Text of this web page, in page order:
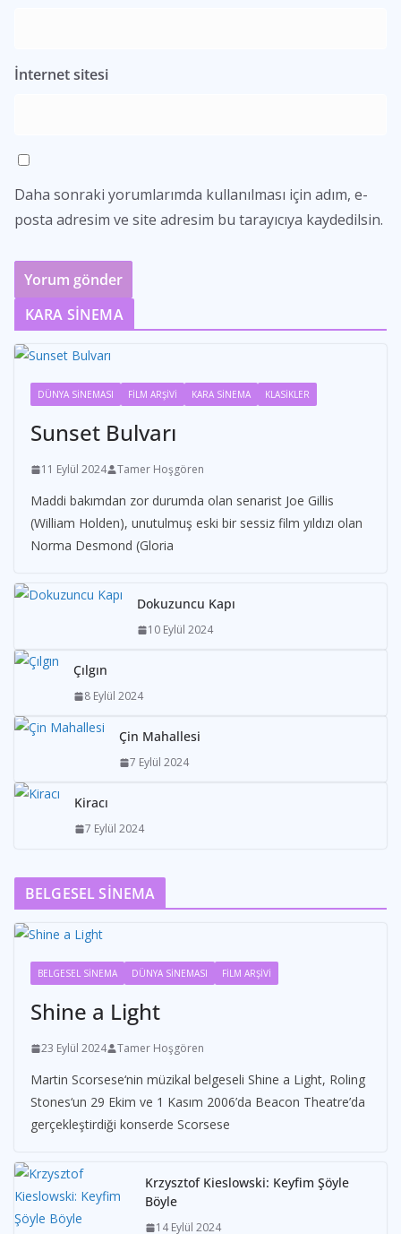
İnternet sitesi
Daha sonraki yorumlarımda kullanılması için adım, e-
posta adresim ve site adresim bu tarayıcıya kaydedilsin.
KARA SİNEMA
DÜNYA SİNEMASI FİLM ARŞİVİ KARA SİNEMA KLASİKLER
Sunset Bulvarı
11 Eylül 2024 Tamer Hoşgören
Maddi bakımdan zor durumda olan senarist Joe Gillis
(William Holden), unutulmuş eski bir sessiz film yıldızı olan
Norma Desmond (Gloria
Dokuzuncu Kapı
10 Eylül 2024
Çılgın
8 Eylül 2024
Çin Mahallesi
7 Eylül 2024
Kiracı
7 Eylül 2024
BELGESEL SİNEMA
BELGESEL SİNEMA DÜNYA SİNEMASI FİLM ARŞİVİ
Shine a Light
23 Eylül 2024 Tamer Hoşgören
Martin Scorsese‘nin müzikal belgeseli Shine a Light, Roling
Stones‘un 29 Ekim ve 1 Kasım 2006’da Beacon Theatre’da
gerçekleştirdiği konserde Scorsese
Krzysztof Kieslowski: Keyfim Şöyle
Böyle
14 Eylül 2024